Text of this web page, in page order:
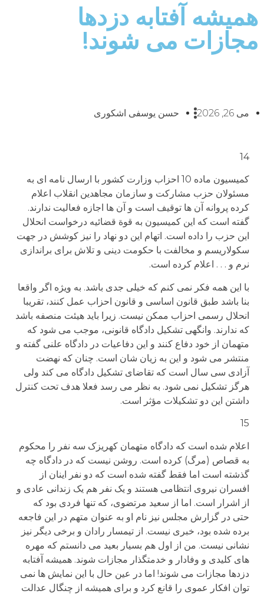
همیشه آفتابه دزدها
مجازات می شوند!
می 26, 2026 حسن یوسفی اشکوری
14
کمیسیون ماده 10 احزاب وزارت کشور با ارسال نامه ای به
مسئولان حزب مشارکت و سازمان مجاهدین انقلاب اعلام
کرده پروانه آن ها توقیف است و آن ها اجازه فعالیت ندارند.
گفته است که این کمیسیون به قوة قضائیه درخواست انحلال
این حزب را داده است. اتهام این دو نهاد را نیز کوشش در جهت
سکولاریسم و مخالفت با حکومت دینی و تلاش برای براندازی
نرم و . . . اعلام کرده است.
با این همه فکر نمی کنم که خیلی جدی باشد. به ویژه اگر واقعا
بنا باشد طبق قانون اساسی و قانون احزاب عمل کنند، تقریبا
انحلال رسمی احزاب ممکن نیست. زیرا باید هیئت منصفه باشد
که ندارند. وانگهی تشکیل دادگاه قانونی، موجب می شود که
متهمان از خود دفاع کنند و این دفاعیات در دادگاه علنی گفته و
منتشر می شود و این به زیان شان است. چنان که نهضت
آزادی سی سال است که تقاضای تشکیل دادگاه می کند ولی
هرگز تشکیل نمی شود. به نظر می رسد فعلا هدف تحت کنترل
داشتن این دو تشکیلات مؤثر است.
15
اعلام شده است که دادگاه متهمان کهریزک سه نفر را محکوم
به قصاص (مرگ) کرده است. روشن نیست که در دادگاه چه
گذشته است اما فقط گفته شده است که دو نفر اینان از
افسران نیروی انتظامی هستند و یک نفر هم یک زندانی عادی و
از اشرار است. اما از سعید مرتضوی، که تنها فردی بود که
حتی در گزارش مجلس نیز نام او به عنوان متهم در این فاجعه
برده شده بود، خبری نیست. از تیمسار رادان و برخی دیگر نیز
نشانی نیست. من از اول هم بسیار بعید می دانستم که مهره
های کلیدی و وفادار و خدمتگذار مجازات شوند. همیشه آفتابه
دزدها مجازات می شوند! اما در عین حال با این نمایش ها نمی
توان افکار عموی را قانع کرد و برای همیشه از چنگال عدالت